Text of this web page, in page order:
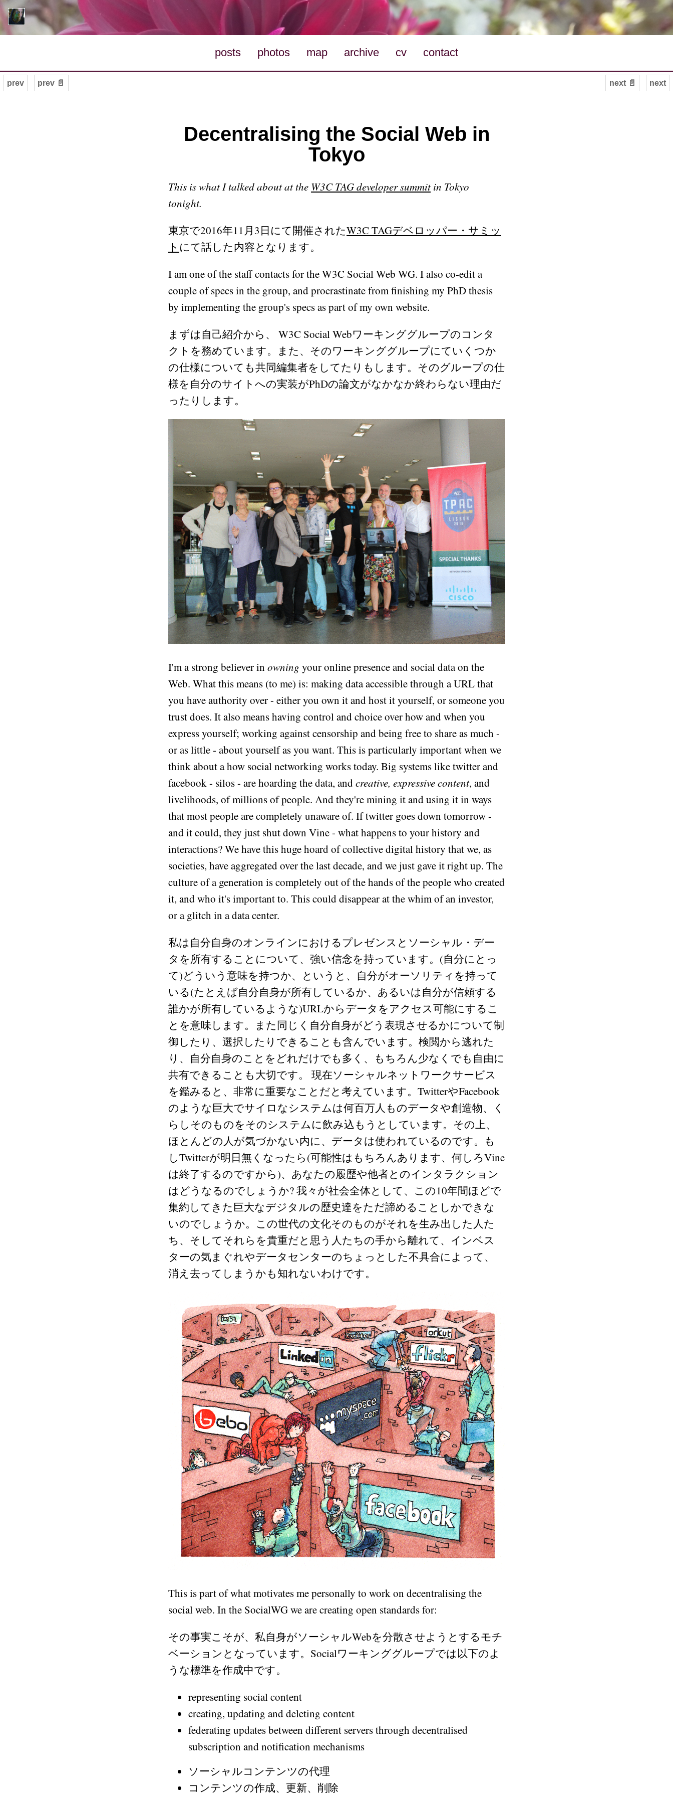
posts photos map archive cv contact
next
prev prev 📄 next 📄
Decentralising the Social Web in
Tokyo
This is what I talked about at the W3C TAG developer summitin Tokyo
tonight.
東京で2016年11月3日にて開催されたW3C TAGデベロッパー・サミッ
ト にて話した内容となります。
I am one of the staff contacts for the W3C Social Web WG. I also co-edit a
couple of specs in the group, and procrastinate from finishing my PhD thesis
by implementing the group's specs as part of my own website.
まずは自己紹介から、 W3C Social Webワーキンググループのコンタ
クトを務めています。また、そのワーキンググループにていくつか
の仕様についても共同編集者をしてたりもします。そのグループの仕
様を自分のサイトへの実装がPhDの論文がなかなか終わらない理由だ
ったりします。
I'm a strong believer in owning your online presence and social data on the
Web. What this means (to me) is: making data accessible through a URL that
you have authority over - either you own it and host it yourself, or someone you
trust does. It also means having control and choice over how and when you
express yourself; working against censorship and being free to share as much -
or as little - about yourself as you want. This is particularly important when we
think about a how social networking works today. Big systems like twitter and
facebook - silos - are hoarding the data, andcreative, expressive content, and
livelihoods, of millions of people. And they're mining it and using it in ways
that most people are completely unaware of. If twitter goes down tomorrow -
and it could, they just shut down Vine - what happens to your history and
interactions? We have this huge hoard of collective digital history that we, as
societies, have aggregated over the last decade, and we just gave it right up. The
culture of a generation is completely out of the hands of the people who created
it, and who it's important to. This could disappear at the whim of an investor,
or a glitch in a data center.
私は自分自身のオンラインにおけるプレゼンスとソーシャル・デー
タを所有することについて、強い信念を持っています。(自分にとっ
て)どういう意味を持つか、というと、自分がオーソリティを持って
いる(たとえば自分自身が所有しているか、あるいは自分が信頼する
誰かが所有しているような)URLからデータをアクセス可能にするこ
とを意味します。また同じく自分自身がどう表現させるかについて制
御したり、選択したりできることも含んでいます。検閲から逃れた
り、自分自身のことをどれだけでも多く、もちろん少なくでも自由に
共有できることも大切です。 現在ソーシャルネットワークサービス
を鑑みると、非常に重要なことだと考えています。TwitterやFacebook
のような巨大でサイロなシステムは何百万人ものデータや創造物、く
らしそのものをそのシステムに飲み込もうとしています。その上、
ほとんどの人が気づかない内に、データは使われているのです。も
しTwitterが明日無くなったら(可能性はもちろんあります、何しろVine
は終了するのですから)、あなたの履歴や他者とのインタラクション
はどうなるのでしょうか? 我々が社会全体として、この10年間ほどで
集約してきた巨大なデジタルの歴史達をただ諦めることしかできな
いのでしょうか。この世代の文化そのものがそれを生み出した人た
ち、そしてそれらを貴重だと思う人たちの手から離れて、インベス
ターの気まぐれやデータセンターのちょっとした不具合によって、
消え去ってしまうかも知れないわけです。
This is part of what motivates me personally to work on decentralising the
social web. In the SocialWG we are creating open standards for:
その事実こそが、私自身がソーシャルWebを分散させようとするモチ
ベーションとなっています。Socialワーキンググループでは以下のよ
うな標準を作成中です。
representing social content
creating, updating and deleting content
federating updates between different servers through decentralised
subscription and notification mechanisms
ソーシャルコンテンツの代理
コンテンツの作成、更新、削除